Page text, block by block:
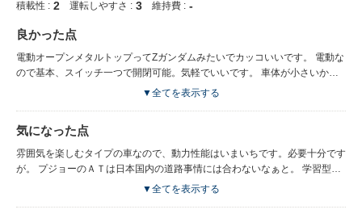
積載性 : 2 運転しやすさ : 3 維持費 : -
良かった点
電動オープンメタルトップってΖガンダムみたいでカッコいいです。 電動な
ので基本、スイッチ一つで開閉可能。気軽でいいです。 車体が小さいから
運転も楽だし、のんびり気持ちよく走れていい感じでした。
▼全てを表示する
気になった点
雰囲気を楽しむタイプの車なので、動力性能はいまいちです。必要十分です
が。 プジョーのＡＴは日本国内の道路事情には合わないなぁと。 学習型ら
しいので、乗り込んでいけば解消されるのかな？ そもそも左ハンドルを無
▼全てを表示する